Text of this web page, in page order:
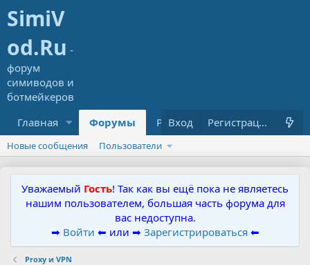
Главная Форумы Ресурсы Что нового?
Вход Регистрация
Новые сообщения Пользователи
Уважаемый Гость! Так как вы ещё пока не являетесь
нашим пользователем, большая часть форума для
вас недоступна.
➡ Войти ⬅ или ➡ Зарегистрироваться ⬅
Proxy и VPN